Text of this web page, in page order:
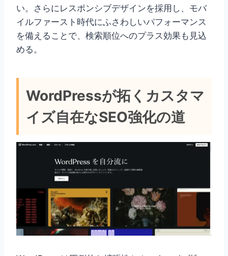
い。さらにレスポンシブデザインを採用し、モバ
イルファースト時代にふさわしいパフォーマンス
を備えることで、検索順位へのプラス効果も見込
める。
WordPressが拓くカスタマ
イズ自在なSEO強化の道